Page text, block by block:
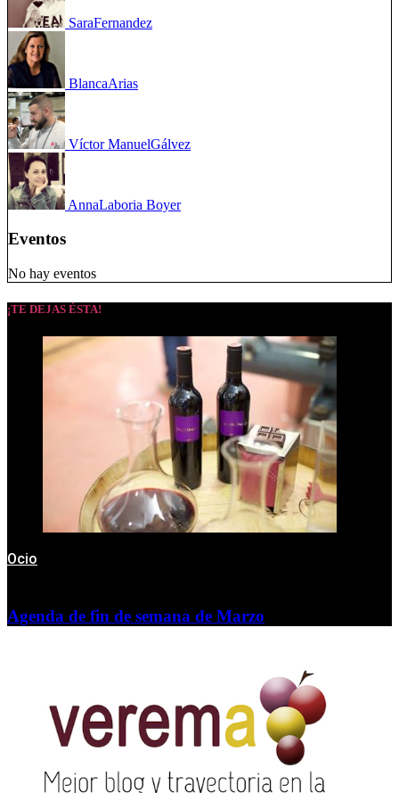
SaraFernandez
BlancaArias
Víctor ManuelGálvez
AnnaLaboria Boyer
Eventos
No hay eventos
¡TE DEJAS ÉSTA!
Ocio
Agenda de fin de semana de Marzo